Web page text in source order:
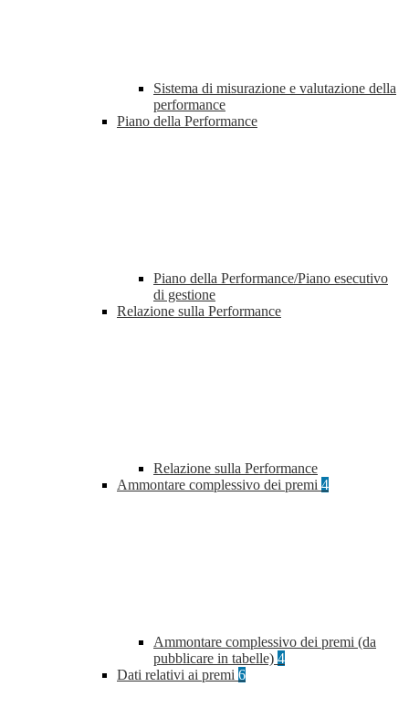
Sistema di misurazione e valutazione della
performance
Piano della Performance
Piano della Performance/Piano esecutivo
di gestione
Relazione sulla Performance
Relazione sulla Performance
Ammontare complessivo dei premi 4
Ammontare complessivo dei premi (da
pubblicare in tabelle) 4
Dati relativi ai premi 6